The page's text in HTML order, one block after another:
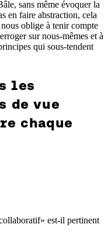
sans même évoquer la
en faire abstraction, cela
oblige à tenir compte
sur nous-mêmes et à
qui sous-tendent
les
de vue
chaque
est-il pertinent